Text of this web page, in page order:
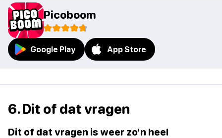
Picoboom
Google Play App Store
6. Dit of dat vragen
Dit of dat vragen is weer zo’n heel